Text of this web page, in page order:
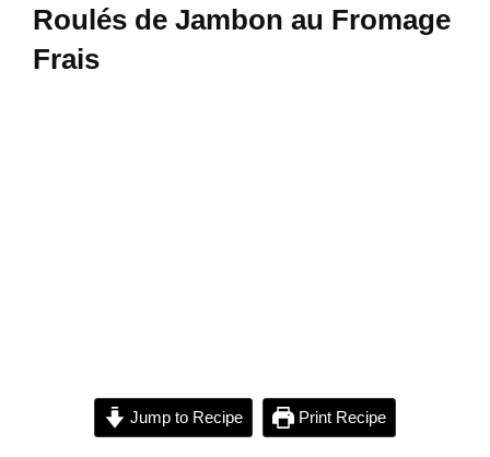
Roulés de Jambon au Fromage
Frais
Jump to Recipe Print Recipe